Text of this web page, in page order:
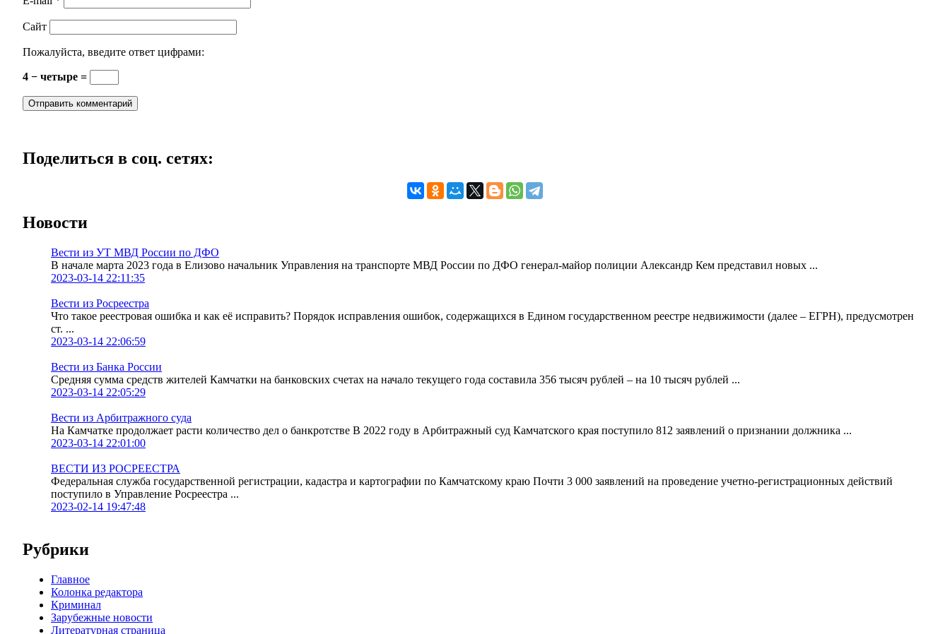
Сайт
Пожалуйста, введите ответ цифрами:
4 − четыре =
Поделиться в соц. сетях:
Новости
Вести из УТ МВД России по ДФО
В начале марта 2023 года в Елизово начальник Управления на транспорте МВД России по ДФО генерал-майор полиции Александр Кем представил новых ...
2023-03-14 22:11:35
Вести из Росреестра
Что такое реестровая ошибка и как её исправить? Порядок исправления ошибок, содержащихся в Едином государственном реестре недвижимости (далее – ЕГРН), предусмотрен
ст. ...
2023-03-14 22:06:59
Вести из Банка России
Средняя сумма средств жителей Камчатки на банковских счетах на начало текущего года составила 356 тысяч рублей – на 10 тысяч рублей ...
2023-03-14 22:05:29
Вести из Арбитражного суда
На Камчатке продолжает расти количество дел о банкротстве В 2022 году в Арбитражный суд Камчатского края поступило 812 заявлений о признании должника ...
2023-03-14 22:01:00
ВЕСТИ ИЗ РОСРЕЕСТРА
Федеральная служба государственной регистрации, кадастра и картографии по Камчатскому краю Почти 3 000 заявлений на проведение учетно-регистрационных действий
поступило в Управление Росреестра ...
2023-02-14 19:47:48
Рубрики
Главное
Колонка редактора
Криминал
Зарубежные новости
Литературная страница